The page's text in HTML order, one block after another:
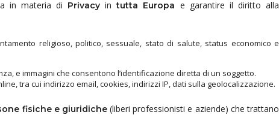
in materia di Privacy intutta Europa e garantire il diritto alla
religioso, politico, sessuale, stato di salute, status economico e
e immagini che consentono l’identificazione diretta di un soggetto.
tra cui indirizzo email, cookies, indirizzi IP, dati sulla geolocalizzazione.
fisiche e giuridiche(liberi professionisti e aziende) che trattano